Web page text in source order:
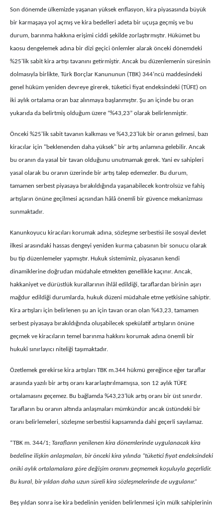
Son dönemde ülkemizde yaşanan yüksek enflasyon, kira piyasasında büyük
bir karmaşaya yol açmış ve kira bedelleri adeta bir uçuşa geçmiş ve bu
durum, barınma hakkına erişimi ciddi şekilde zorlaştırmıştır. Hükümet bu
kaosu dengelemek adına bir dizi geçici önlemler alarak önceki dönemdeki
%25'lik sabit kira artışı tavanını getirmiştir. Ancak bu düzenlemenin süresinin
dolmasıyla birlikte, Türk Borçlar Kanununun (TBK) 344’ncü maddesindeki
genel hüküm yeniden devreye girerek, tüketici fiyat endeksindeki (TÜFE) on
iki aylık ortalama oran baz alınmaya başlanmıştır. Şu an içinde bu oran
yukarıda da belirtmiş olduğum üzere “%43,23” olarak belirlenmiştir.
Önceki %25'lik sabit tavanın kalkması ve %43,23'lük bir oranın gelmesi, bazı
kiracılar için "beklenenden daha yüksek" bir artış anlamına gelebilir. Ancak
bu oranın da yasal bir tavan olduğunu unutmamak gerek. Yani ev sahipleri
yasal olarak bu oranın üzerinde bir artış talep edemezler. Bu durum,
tamamen serbest piyasaya bırakıldığında yaşanabilecek kontrolsüz ve fahiş
artışların önüne geçilmesi açısından hâlâ önemli bir güvence mekanizması
sunmaktadır.
Kanunkoyucu kiracıları korumak adına, sözleşme serbestisi ile sosyal devlet
ilkesi arasındaki hassas dengeyi yeniden kurma çabasının bir sonucu olarak
bu tip düzenlemeler yapmıştır. Hukuk sistemimiz, piyasanın kendi
dinamiklerine doğrudan müdahale etmekten genellikle kaçınır. Ancak,
hakkaniyet ve dürüstlük kurallarının ihlâl edildiği, taraflardan birinin aşırı
mağdur edildiği durumlarda, hukuk düzeni müdahale etme yetkisine sahiptir.
Kira artışları için belirlenen şu an için tavan oran olan %43,23, tamamen
serbest piyasaya bırakıldığında oluşabilecek spekülatif artışların önüne
geçmek ve kiracıların temel barınma hakkını korumak adına önemli bir
hukukî sınırlayıcı niteliği taşımaktadır.
Özetlemek gerekirse kira artışları TBK m.344 hükmü gereğince eğer taraflar
arasında yazılı bir artış oranı kararlaştırılmamışsa, son 12 aylık TÜFE
ortalamasını geçemez. Bu bağlamda %43,23’lük artış oranı bir üst sınırdır.
Tarafların bu oranın altında anlaşmaları mümkündür ancak üstündeki bir
oranı belirlemeleri, sözleşme serbestisi kapsamında dahi geçerli sayılamaz.
“TBK m. 344/1; Tarafların yenilenen kira dönemlerinde uygulanacak kira
bedeline ilişkin anlaşmaları, bir önceki kira yılında “tüketici fiyat endeksindeki
oniki aylık ortalamalara göre değişim oranını geçmemek koşuluyla geçerlidir.
Bu kural, bir yıldan daha uzun süreli kira sözleşmelerinde de uygulanır.”
Beş yıldan sonra ise kira bedelinin yeniden belirlenmesi için mülk sahiplerinin